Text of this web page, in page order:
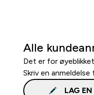
Alle
Det er for
Skriv en
LAG EN